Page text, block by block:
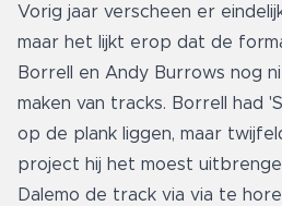
Vorig jaar verscheen er
maar het lijkt erop dat de
Borrell en Andy Burrows nog
maken van tracks. Borrell had
op de plank liggen, maar
project hij het moest
Dalemo de track via via te